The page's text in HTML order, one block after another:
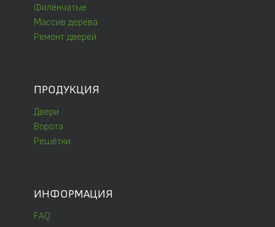
Филёнчатые
Массив дерева
Ремонт дверей
ПРОДУКЦИЯ
Двери
Ворота
Решётки
ИНФОРМАЦИЯ
FAQ